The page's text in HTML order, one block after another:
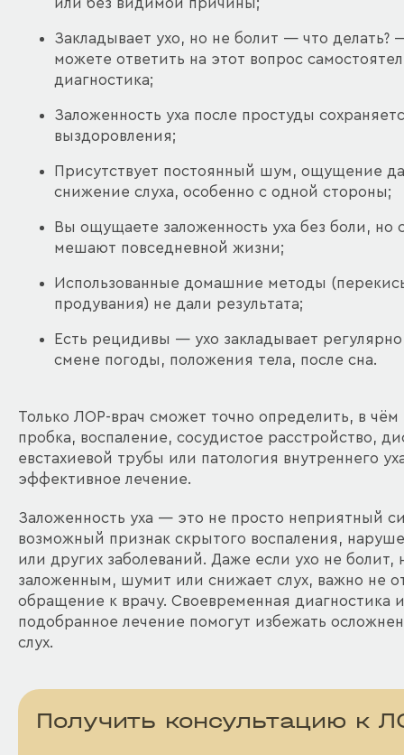
или без видимой причины;
Закладывает ухо, но не болит — что делать?
можете ответить на этот вопрос
диагностика;
Заложенность уха после простуды
выздоровления;
Присутствует постоянный шум, ощущение
снижение слуха, особенно с одной стороны;
Вы ощущаете заложенность уха без боли, но
мешают повседневной жизни;
Использованные домашние методы
продувания) не дали результата;
Есть рецидивы — ухо закладывает
смене погоды, положения тела, после сна.
Только ЛОР-врач сможет точно определить, в чём
пробка, воспаление, сосудистое расстройство,
евстахиевой трубы или патология внутреннего
эффективное лечение.
Заложенность уха — это не просто неприятный
возможный признак скрытого воспаления,
или других заболеваний. Даже если ухо не болит,
заложенным, шумит или снижает слух, важно не
обращение к врачу. Своевременная диагностика
подобранное лечение помогут избежать
слух.
Получить консультацию к